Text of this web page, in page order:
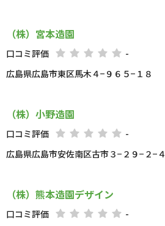
（株）宮本造園
口コミ評価
-
広島県広島市東区馬木４−９６５−１８
（株）小野造園
口コミ評価
-
広島県広島市安佐南区古市３−２９−２−４
（株）熊本造園デザイン
口コミ評価
-